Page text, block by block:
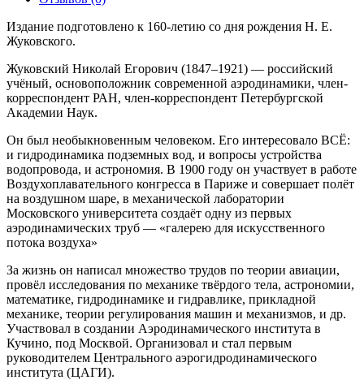
Издание подготовлено к 160-летию со дня рождения Н. Е.
Жуковского.
Жуковский Николай Егорович (1847–1921) — российский
учёный, основоположник современной аэродинамики, член-
корреспондент РАН, член-корреспондент Петербургской
Академии Наук.
Он был необыкновенным человеком. Его интересовало ВСЁ:
и гидродинамика подземных вод, и вопросы устройства
водопровода, и астрономия. В 1900 году он участвует в работе
Воздухоплавательного конгресса в Париже и совершает полёт
на воздушном шаре, в механической лаборатории
Московского университета создаёт одну из первых
аэродинамических труб — «галерею для искусственного
потока воздуха»
За жизнь он написал множество трудов по теории авиации,
провёл исследования по механике твёрдого тела, астрономии,
математике, гидродинамике и гидравлике, прикладной
механике, теории регулирования машин и механизмов, и др.
Участвовал в создании Аэродинамического института в
Кучино, под Москвой. Организовал и стал первым
руководителем Центрального аэрогидродинамического
института (ЦАГИ).